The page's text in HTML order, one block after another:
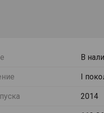
В
I
2014